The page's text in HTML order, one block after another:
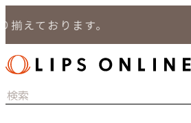
えております。